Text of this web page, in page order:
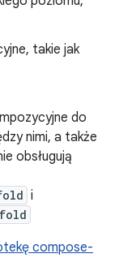
takie jak
do
nimi, a także
obsługują
i
compose-